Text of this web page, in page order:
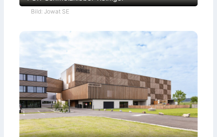
Bild: Jowat SE